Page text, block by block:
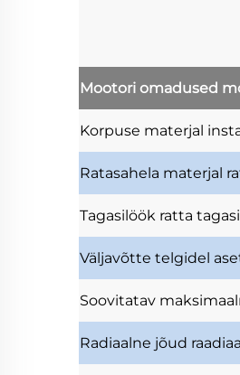
Mootori omadused
Korpuse materjal
Ratasahela materjal
Tagasilöök ratta
Väljavõtte telgidel
Soovitatav
Radiaalne jõud